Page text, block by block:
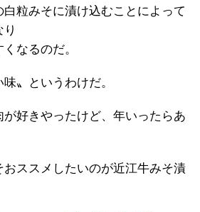
白粒みそに漬け込むことによって
なるのだ。
〟というわけだ。
が好きやったけど、年いったらあ
おススメしたいのが近江牛みそ漬